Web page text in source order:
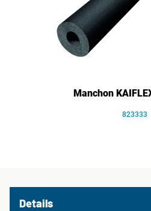
Manchon
823333
Details